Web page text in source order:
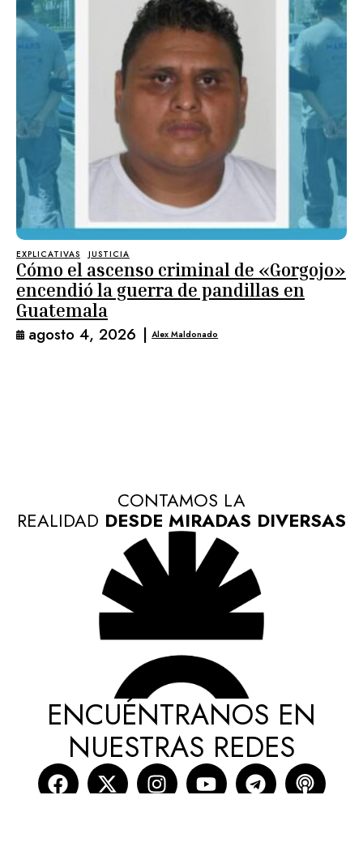
EXPLICATIVAS JUSTICIA
Cómo el ascenso criminal de «Gorgojo»
encendió la guerra de pandillas en
Guatemala
agosto 4, 2026 | Alex Maldonado
CONTAMOS LA
REALIDAD DESDE MIRADAS DIVERSAS
ENCUÉNTRANOS EN
NUESTRAS REDES